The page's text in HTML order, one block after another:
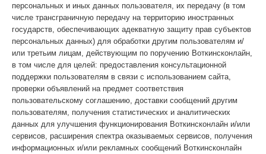
персональных и иных данных пользователя, их передачу (в том
числе трансграничную передачу на территорию иностранных
государств, обеспечивающих адекватную защиту прав субъектов
персональных данных) для обработки другим пользователям и/
или третьим лицам, действующим по поручению Воткинсконлайн,
в том числе для целей: предоставления консультационной
поддержки пользователям в связи с использованием сайта,
проверки объявлений на предмет соответствия
пользовательскому соглашению, доставки сообщений другим
пользователям, получения статистических и аналитических
данных для улучшения функционирования Воткинсконлайн и/или
сервисов, расширения спектра оказываемых сервисов, получения
информационных и/или рекламных сообщений Воткинсконлайн